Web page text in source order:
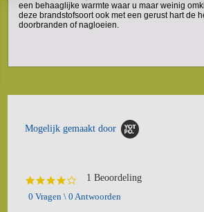
een behaaglijke warmte waar u maar weinig
deze brandstofsoort ook met een gerust hart de
doorbranden of nagloeien.
Mogelijk gemaakt door
4.0
star
1 Beoordeling
0 Vragen \ 0 Antwoorden